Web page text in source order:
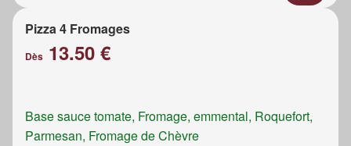
Pizza 4 Fromages
Dès 13.50 €
Base sauce tomate, Fromage, emmental, Roquefort,
Parmesan, Fromage de Chèvre